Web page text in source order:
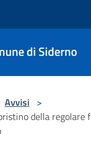
di Siderno
Avvisi >
della regolare